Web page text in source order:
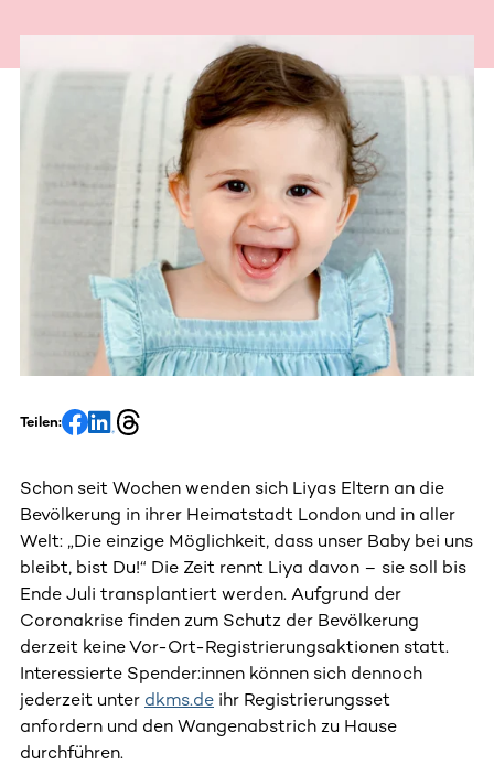
Teilen:
Schon seit Wochen wenden sich Liyas Eltern an die
Bevölkerung in ihrer Heimatstadt London und in aller
Welt: „Die einzige Möglichkeit, dass unser Baby bei uns
bleibt, bist Du!“ Die Zeit rennt Liya davon – sie soll bis
Ende Juli transplantiert werden. Aufgrund der
Coronakrise finden zum Schutz der Bevölkerung
derzeit keine Vor-Ort-Registrierungsaktionen statt.
Interessierte Spender:innen können sich dennoch
jederzeit unter dkms.de ihr Registrierungsset
anfordern und den Wangenabstrich zu Hause
durchführen.